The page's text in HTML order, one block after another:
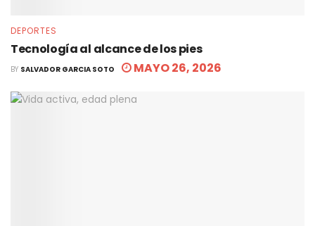
DEPORTES
Tecnología al alcance de los pies
BY SALVADOR GARCIA SOTO MAYO 26, 2026